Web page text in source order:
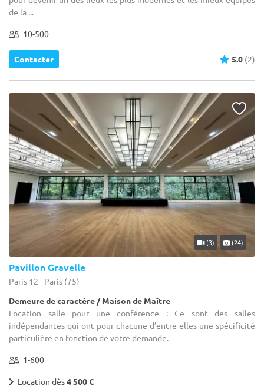
de la ...
10-500
Contacter 5.0 (2)
(3) (24)
Pavillon Gravelle
Paris 12 - Paris (75)
Demeure de caractère / Maison de Maître
Location salle pour une conférence : Ce sont des salles
indépendantes qui ont pour chacune d’entre elles une spécificité
particulière en fonction de votre demande.
1-600
Location dès4 500 €